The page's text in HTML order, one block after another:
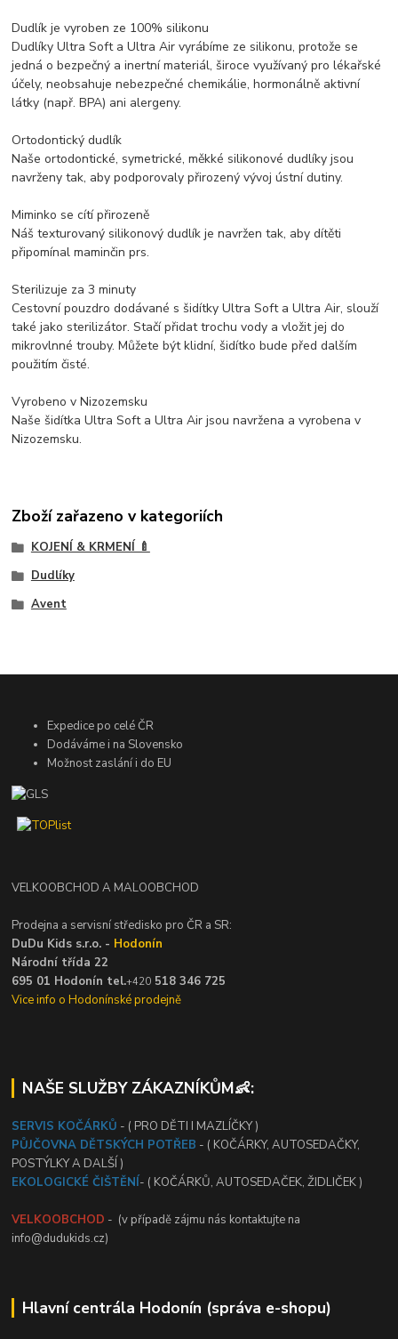
Dudlík je vyroben ze 100% silikonu
Dudlíky Ultra Soft a Ultra Air vyrábíme ze silikonu, protože se
jedná o bezpečný a inertní materiál, široce využívaný pro lékařské
účely, neobsahuje nebezpečné chemikálie, hormonálně aktivní
látky (např. BPA) ani alergeny.
Ortodontický dudlík
Naše ortodontické, symetrické, měkké silikonové dudlíky jsou
navrženy tak, aby podporovaly přirozený vývoj ústní dutiny.
Miminko se cítí přirozeně
Náš texturovaný silikonový dudlík je navržen tak, aby dítěti
připomínal maminčin prs.
Sterilizuje za 3 minuty
Cestovní pouzdro dodávané s šidítky Ultra Soft a Ultra Air, slouží
také jako sterilizátor. Stačí přidat trochu vody a vložit jej do
mikrovlnné trouby. Můžete být klidní, šidítko bude před dalším
použitím čisté.
Vyrobeno v Nizozemsku
Naše šidítka Ultra Soft a Ultra Air jsou navržena a vyrobena v
Nizozemsku.
Zboží zařazeno v kategoriích
KOJENÍ & KRMENÍ 🍼
Dudlíky
Avent
Expedice po celé ČR
Dodáváme i na Slovensko
Možnost zaslání i do EU
VELKOOBCHOD A MALOOBCHOD
Prodejna a servisní středisko pro ČR a SR:
DuDu Kids s.r.o. - Hodonín
Národní třída 22
695 01 Hodonín tel.+420 518 346 725
Vice info o Hodonínské prodejně
NAŠE SLUŽBY ZÁKAZNÍKŮM👶:
SERVIS KOČÁRKŮ - ( PRO DĚTI I MAZLÍČKY )
PŮJČOVNA DĚTSKÝCH POTŘEB - ( KOČÁRKY, AUTOSEDAČKY,
POSTÝLKY A DALŠÍ )
EKOLOGICKÉ ČIŠTĚNÍ- ( KOČÁRKŮ, AUTOSEDAČEK, ŽIDLIČEK )
VELKOOBCHOD - (v případě zájmu nás kontaktujte na
info@dudukids.cz)
Hlavní centrála Hodonín (správa e-shopu)